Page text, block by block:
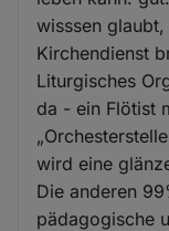
wisssen
Kirchendienst
Liturgisches
da - ein Flötist
wird eine
Die anderen
pädagogische